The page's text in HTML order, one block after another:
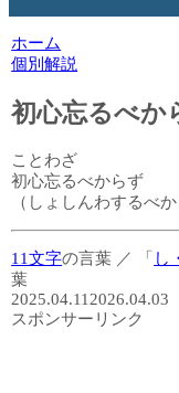
ホーム
個別解説
初心忘るべか
ことわざ
初心忘るべからず
（しょしんわするべか
11文字の言葉 ／ 「 し
葉
2025.04.112026.04.03
スポンサーリンク